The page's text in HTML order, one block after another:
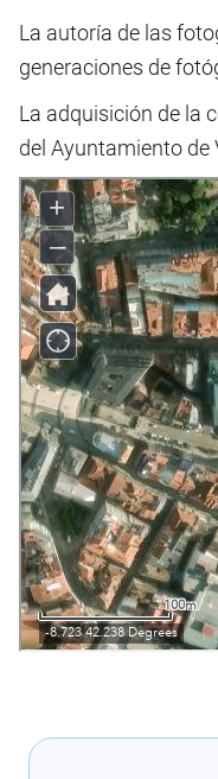
La autoría de las
generaciones de
La adquisición de la
del Ayuntamiento de